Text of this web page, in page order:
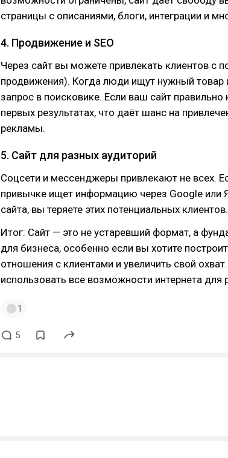
страницы с описаниями, блоги, интеграции и
4. Продвижение и SEO
Через сайт вы можете привлекать клиентов с
продвижения). Когда люди ищут нужный товар
запрос в поисковике. Если ваш сайт правильно
первых результатах, что даёт шанс на
рекламы.
5. Сайт для разных аудиторий
Соцсети и мессенджеры привлекают не всех.
привычке ищет информацию через Google или
сайта, вы теряете этих потенциальных клиентов.
Итог: Сайт — это не устаревший формат, а
для бизнеса, особенно если вы хотите
отношения с клиентами и увеличить свой
использовать все возможности интернета для
1
5